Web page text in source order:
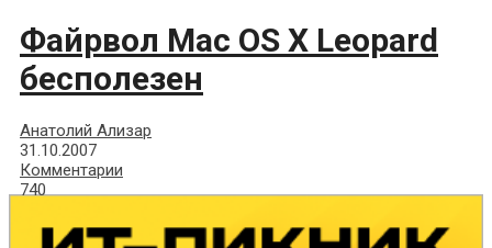
Файрвол Mac OS X Leopard
бесполезен
Анатолий Ализар
31.10.2007
Комментарии
740